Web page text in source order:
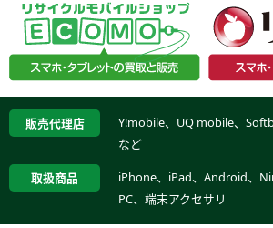
販売代理店
Y!mobile、UQ mobile、
など
取扱商品
iPhone、iPad、Android、
PC、端末アクセサリ